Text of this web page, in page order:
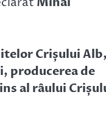
Crișului
producerea de
al râului